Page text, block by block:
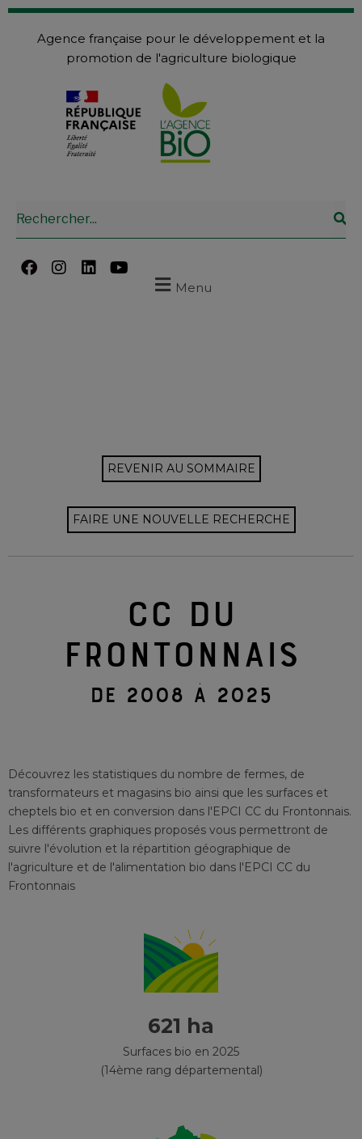
Agence française pour le développement et la
promotion de l'agriculture biologique
Menu
REVENIR AU SOMMAIRE
FAIRE UNE NOUVELLE RECHERCHE
CC DU
FRONTONNAIS
DE 2008 À 2025
Découvrez les statistiques du nombre de fermes, de
transformateurs et magasins bio ainsi que les surfaces et
cheptels bio et en conversion dans l'EPCI CC du Frontonnais.
Les différents graphiques proposés vous permettront de
suivre l'évolution et la répartition géographique de
l'agriculture et de l'alimentation bio dans l'EPCI CC du
Frontonnais
621 ha
Surfaces bio en 2025
(14ème rang départemental)